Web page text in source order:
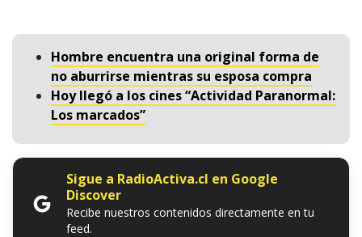
Hombre encuentra una original forma de
no aburrirse mientras su esposa compra
Hoy llegó a los cines “Actividad Paranormal:
Los marcados”
Sigue a RadioActiva.cl en Google
Discover
Recibe nuestros contenidos directamente en tu
feed.